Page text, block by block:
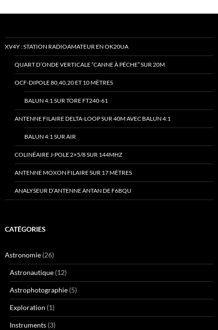
XV4Y : STATION RADIOAMATEUR EN OK20UA
QUART D’ONDE VERTICALE “CANNE À PÊCHE” SUR 20M
OCF-DIPOLE 80,40,20 ET 10 MÈTRES
BALUN 4:1 SUR TORE FT240-61
ANTENNE FILAIRE DELTA-LOOP SUR 40M AVEC BALUN 4:1
BALUN 4:1 SUR AIR
COLINÉAIRE J-POLE 2×5/8 SUR 144MHZ
ANTENNE MOXON FILAIRE SUR 17 MÈTRES
ANALYSEUR D’ANTENNE ANTAN DE F6BQU
CATÉGORIES
Astronomie (26)
Astronautique (12)
Astrophotographie (5)
Exploration (1)
Instruments (3)